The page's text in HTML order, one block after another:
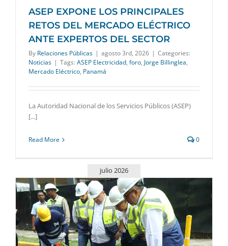
ASEP EXPONE LOS PRINCIPALES
RETOS DEL MERCADO ELÉCTRICO
ANTE EXPERTOS DEL SECTOR
By Relaciones Públicas | agosto 3rd, 2026 | Categories:
Noticias | Tags: ASEP Electricidad, foro, Jorge Billinglea,
Mercado Eléctrico, Panamá
La Autoridad Nacional de los Servicios Públicos (ASEP)
[...]
Read More 0
julio 2026